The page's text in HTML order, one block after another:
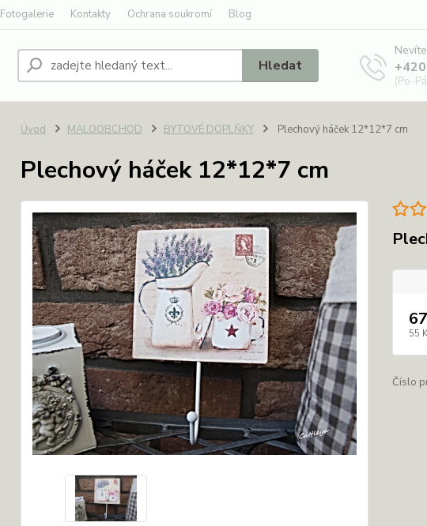
Fotogalerie Kontakty Ochrana soukromí Blog
Hledat
(Po-
Úvod MALOOBCHOD BYTOVÉ DOPLŇKY Plechový háček 12*12*7 cm
Plechový háček 12*12*7 cm
55
Číslo